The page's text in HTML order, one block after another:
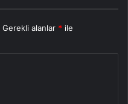
Gerekli alanlar * ile